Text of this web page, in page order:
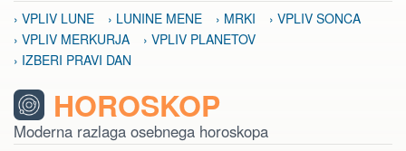
› VPLIV LUNE › LUNINE MENE › MRKI
› VPLIV SONCA
› VPLIV MERKURJA
› VPLIV PLANETOV
› IZBERI PRAVI DAN
HOROSKOP
Moderna razlaga osebnega horoskopa